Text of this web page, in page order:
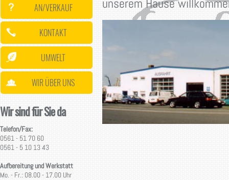
AN/VERKAUF
KONTAKT
UMWELT
WIR ÜBER UNS
Wir sind für Sie da
Telefon/Fax:
0561 - 51 70 60
0561 - 5 10 13 43
Aufbereitung und Werkstatt
Mo. - Fr.: 08.00 - 17.00 Uhr
unserem Hause